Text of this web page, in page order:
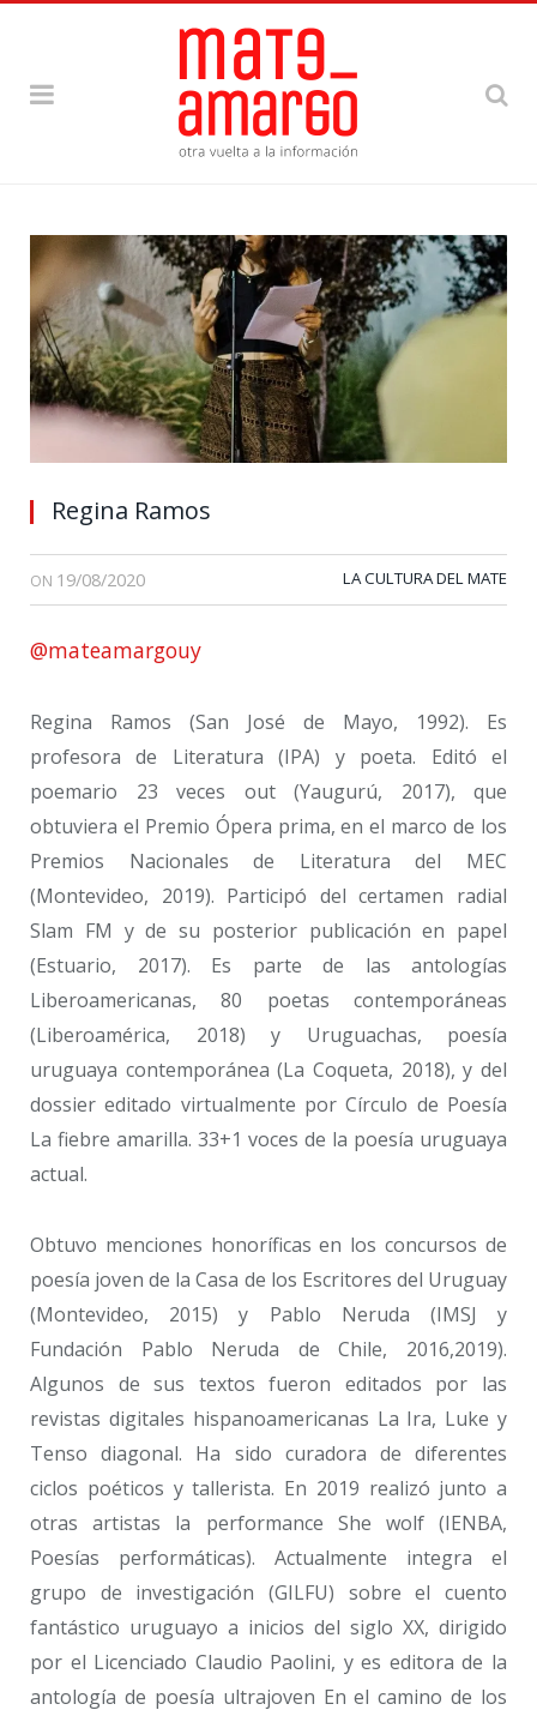
Regina Ramos
ON 19/08/2020 LA CULTURA DEL MATE
@mateamargouy
Regina Ramos (San José de Mayo, 1992). Es
profesora de Literatura (IPA) y poeta. Editó el
poemario 23 veces out (Yaugurú, 2017), que
obtuviera el Premio Ópera prima, en el marco de los
Premios Nacionales de Literatura del MEC
(Montevideo, 2019). Participó del certamen radial
Slam FM y de su posterior publicación en papel
(Estuario, 2017). Es parte de las antologías
Liberoamericanas, 80 poetas contemporáneas
(Liberoamérica, 2018) y Uruguachas, poesía
uruguaya contemporánea (La Coqueta, 2018), y del
dossier editado virtualmente por Círculo de Poesía
La fiebre amarilla. 33+1 voces de la poesía uruguaya
actual.
Obtuvo menciones honoríficas en los concursos de
poesía joven de la Casa de los Escritores del Uruguay
(Montevideo, 2015) y Pablo Neruda (IMSJ y
Fundación Pablo Neruda de Chile, 2016,2019).
Algunos de sus textos fueron editados por las
revistas digitales hispanoamericanas La Ira, Luke y
Tenso diagonal. Ha sido curadora de diferentes
ciclos poéticos y tallerista. En 2019 realizó junto a
otras artistas la performance She wolf (IENBA,
Poesías performáticas). Actualmente integra el
grupo de investigación (GILFU) sobre el cuento
fantástico uruguayo a inicios del siglo XX, dirigido
por el Licenciado Claudio Paolini, y es editora de la
antología de poesía ultrajoven En el camino de los